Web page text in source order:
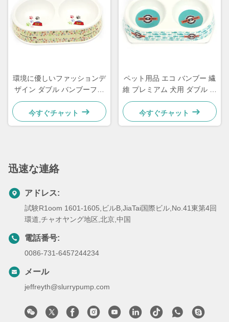
環境に優しいファッションデ
ザイン ダブル バンブーファ
イバー ペットボウル
今すぐチャット
ペット用品 エコ バンブー 繊
維 プレミアム 犬用 ダブル ボ
ウル
今すぐチャット
迅速な連絡
アドレス:
試験R1oom 1601-1605,ビルB,JiaTai国際ビル,No.41東第4回
環道,チャオヤング地区,北京,中国
電話番号:
0086-731-6457244234
メール
jeffreyth@slurrypump.com